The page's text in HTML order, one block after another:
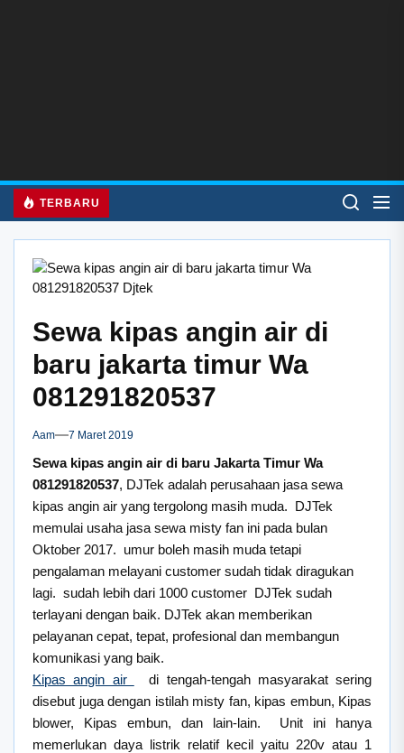
TERBARU
Sewa kipas angin air di
baru jakarta timur Wa
081291820537
Aam 7 Maret 2019
Sewa kipas angin air di baru Jakarta Timur Wa
081291820537, DJTek adalah perusahaan jasa sewa
kipas angin air yang tergolong masih muda. DJTek
memulai usaha jasa sewa misty fan ini pada bulan
Oktober 2017. umur boleh masih muda tetapi
pengalaman melayani customer sudah tidak diragukan
lagi. sudah lebih dari 1000 customer DJTek sudah
terlayani dengan baik. DJTek akan memberikan
pelayanan cepat, tepat, profesional dan membangun
komunikasi yang baik.
Kipas angin air
di tengah-tengah masyarakat sering
disebut juga dengan istilah misty fan, kipas embun, Kipas
blower, Kipas embun, dan lain-lain. Unit ini hanya
memerlukan daya listrik relatif kecil yaitu 220v atau 1